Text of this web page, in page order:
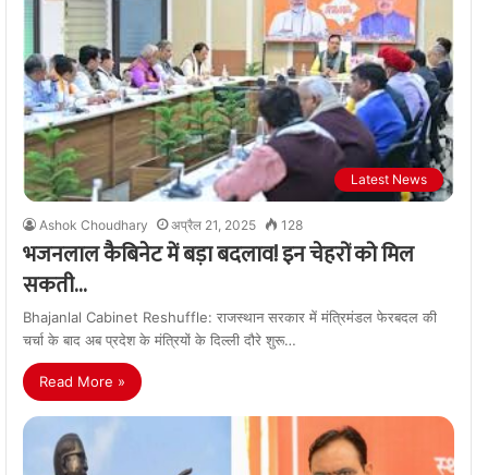
Latest News
Ashok Choudhary अप्रैल 21, 2025 128
भजनलाल कैबिनेट में बड़ा बदलाव! इन चेहरों को मिल
सकती…
Bhajanlal Cabinet Reshuffle: राजस्थान सरकार में मंत्रिमंडल फेरबदल की
चर्चा के बाद अब प्रदेश के मंत्रियों के दिल्ली दौरे शुरू…
Read More »